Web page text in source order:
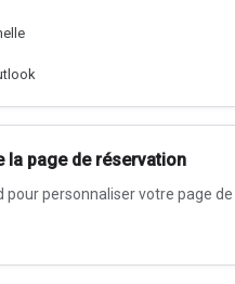
la page de réservation
personnaliser votre page